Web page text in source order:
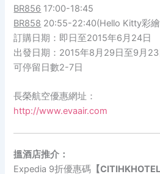
BR856 17:00-18:45
BR858 20:55-22:40(Hello Kitty彩
訂購日期：即日至2015年6月24日
出發日期：2015年8月29日至9月
可停留日數2-7日
長榮航空優惠網址：
http://www.evaair.com
搵酒店推介：
Expedia 9折優惠碼 【CITIHKHOTEL